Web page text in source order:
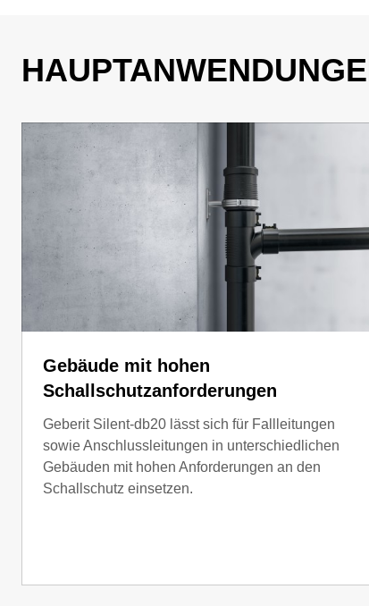
Gebäude mit hohen
Schallschutzanforderungen
Geberit Silent-db20 lässt sich für Fallleitungen
sowie Anschlussleitungen in unterschiedlichen
Gebäuden mit hohen Anforderungen an den
Schallschutz einsetzen.